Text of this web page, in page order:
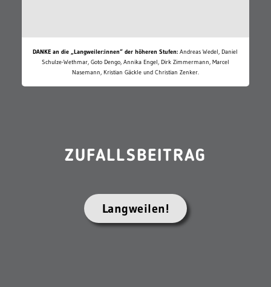
DANKE an die „Langweiler:innen“ der höheren Stufen: Andreas Wedel, Daniel
Schulze-Wethmar, Goto Dengo, Annika Engel, Dirk Zimmermann, Marcel
Nasemann, Kristian Gäckle und Christian Zenker.
ZUFALLSBEITRAG
Langweilen!